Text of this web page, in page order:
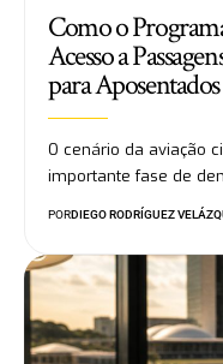
Como o
Acesso a
para Aposentados
O cenário da aviação
importante fase de
PORDIEGO RODRÍGUEZ